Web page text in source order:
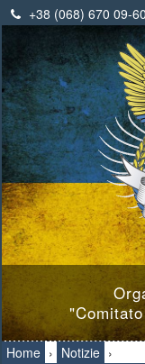
+38 (068) 670 09-60
Home › Notizie ›